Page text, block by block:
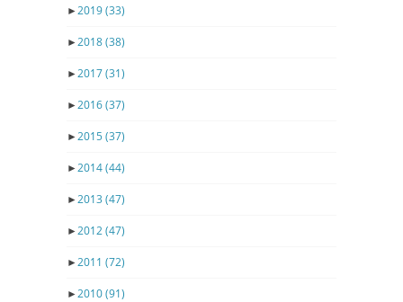
►2019(33)
►2018(38)
►2017(31)
►2016(37)
►2015(37)
►2014(44)
►2013 (47)
►2012(47)
►2011 (72)
►2010(91)